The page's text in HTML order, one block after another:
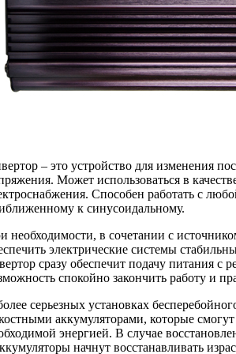
– это устройство для изменения
Может использоваться в
Способен работать с
к синусоидальному.
необходимости, в сочетании с
электрические системы
сразу обеспечит подачу питания с
спокойно закончить работу и
серьезных установках
аккумуляторами, которые
энергией. В случае
начнут восстанавливать